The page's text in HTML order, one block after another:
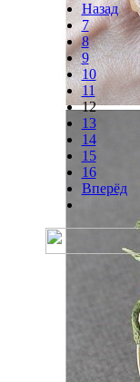
Назад
7
8
9
10
11
12
13
14
15
16
Вперёд